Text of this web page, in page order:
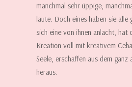
manchmal sehr üppige,
laute. Doch eines haben sie alle
sich eine von ihnen anlacht, hat
Kreation voll mit kreativem
Seele, erschaffen aus dem
heraus.